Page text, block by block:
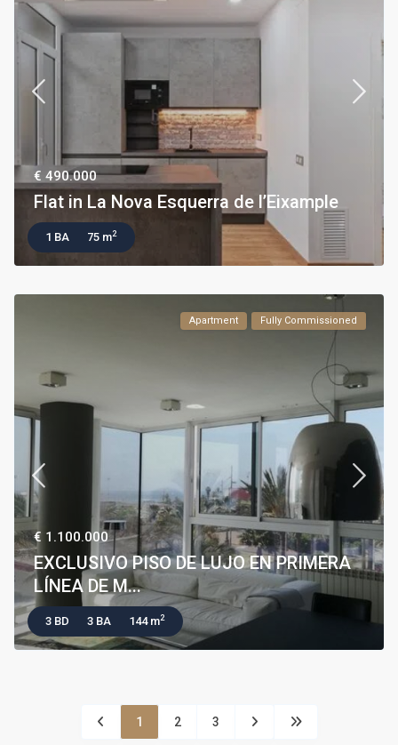
€ 490.000
Flat in La Nova Esquerra de l’Eixample
1 BA 75 m2
Apartment Fully Commissioned
€ 1.100.000
EXCLUSIVO PISO DE LUJO EN PRIMERA
LÍNEA DE M...
3 BD 3 BA 144 m2
1 2 3